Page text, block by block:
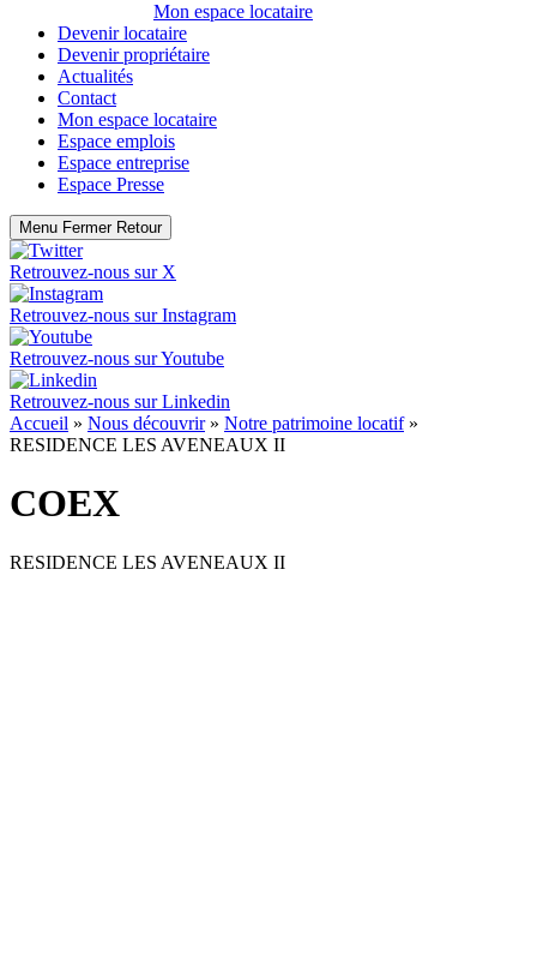
Mon espace locataire
Devenir locataire
Devenir propriétaire
Actualités
Contact
Mon espace locataire
Espace emplois
Espace entreprise
Espace Presse
Menu Fermer Retour
Retrouvez-nous sur X
Retrouvez-nous surInstagram
Retrouvez-nous surYoutube
Retrouvez-nous surLinkedin
Accueil » Nous découvrir» Notre patrimoine locatif»
RESIDENCE LES AVENEAUX II
COEX
RESIDENCE LES AVENEAUX II